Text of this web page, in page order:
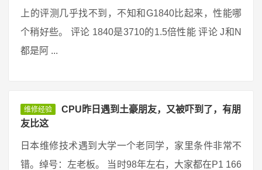
上的评测几乎找不到，不知和G1840比起来，性能哪
个稍好些。 评论 1840是3710的1.5倍性能 评论 J和N
都是阿 ...
维修经验
CPU昨日遇到土豪朋友，又被吓到了，有朋
友比这
日本维修技术遇到大学一个老同学，家里条件非常不
错。绰号：左老板。 当时98年左右，大家都在P1 166